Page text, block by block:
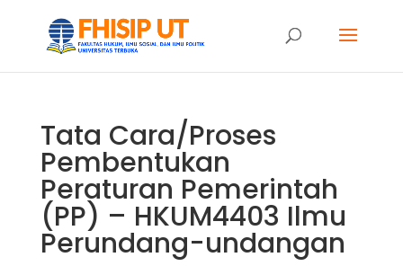
Tata Cara/Proses
Pembentukan
Peraturan Pemerintah
(PP) – HKUM4403 Ilmu
Perundang-undangan